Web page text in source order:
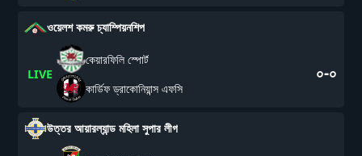
ওয়েলশ কমরু চ্যাম্পিয়নশিপ
LIVE
কেয়ারফিলি স্পোর্ট
কার্ডিফ ড্রাকোনিয়ান্স এফসি
০-০
উত্তর আয়ারল্যান্ড মহিলা সুপার লীগ